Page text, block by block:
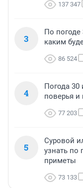
137 347
3
По погоде
каким
86 524
4
Погода 30
поверья
77 203
5
Суровой
узнать по
приметы
73 133